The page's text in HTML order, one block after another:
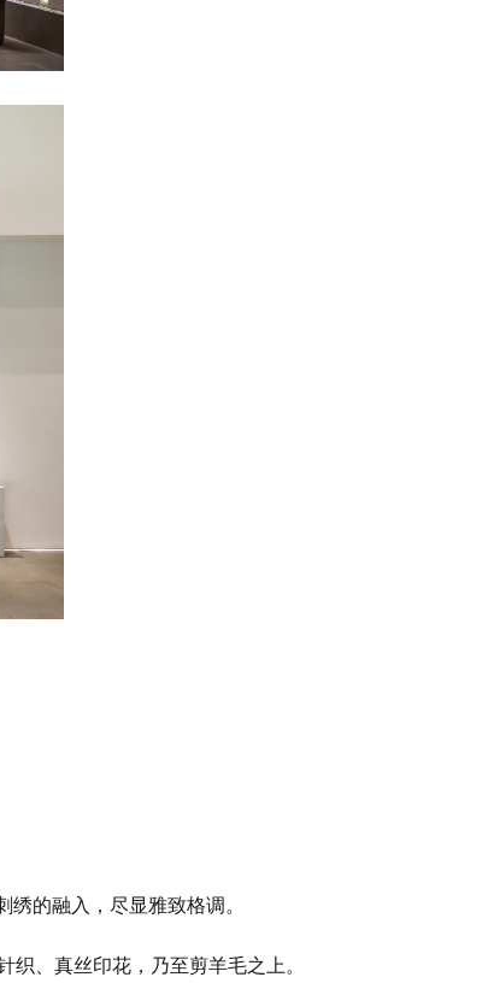
的融入，尽显雅致格调。
、真丝印花，乃至剪羊毛之上。